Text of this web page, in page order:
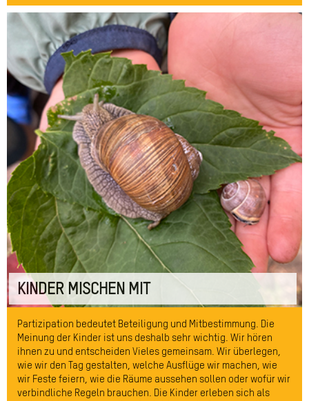
KINDER MISCHEN MIT
Partizipation bedeutet Beteiligung und Mitbestimmung. Die
Meinung der Kinder ist uns deshalb sehr wichtig. Wir hören
ihnen zu und entscheiden Vieles gemeinsam. Wir überlegen,
wie wir den Tag gestalten, welche Ausflüge wir machen, wie
wir Feste feiern, wie die Räume aussehen sollen oder wofür wir
verbindliche Regeln brauchen. Die Kinder erleben sich als